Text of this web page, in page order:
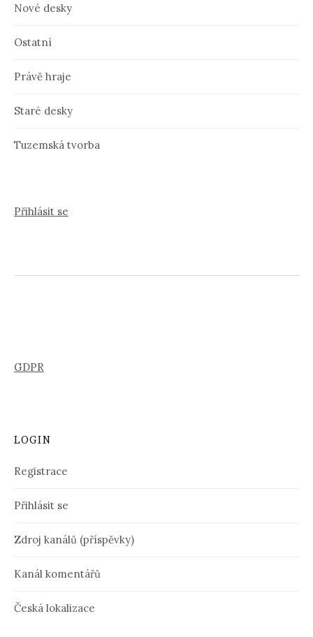
Nové desky
Ostatní
Právě hraje
Staré desky
Tuzemská tvorba
Přihlásit se
GDPR
LOGIN
Registrace
Přihlásit se
Zdroj kanálů (příspěvky)
Kanál komentářů
Česká lokalizace